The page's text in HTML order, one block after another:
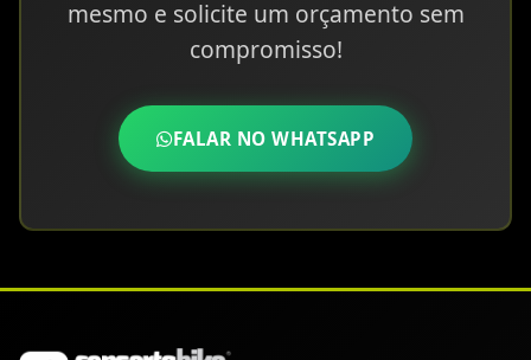
mesmo e solicite um orçamento sem
compromisso!
FALAR NO WHATSAPP